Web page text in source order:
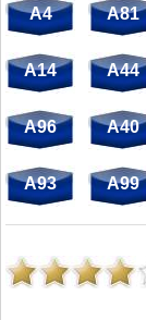
A4 A81
A14 A44
A96 A40
A93 A99